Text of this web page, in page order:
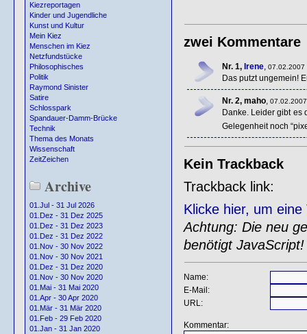
Kiezreportagen
Kinder und Jugendliche
Kunst und Kultur
Mein Kiez
Menschen im Kiez
Netzfundstücke
Philosophisches
Politik
Raymond Sinister
Satire
Schlosspark
Spandauer-Damm-Brücke
Technik
Thema des Monats
Wissenschaft
ZeitZeichen
Archive
01.Jul - 31 Jul 2026
01.Dez - 31 Dez 2025
01.Dez - 31 Dez 2023
01.Dez - 31 Dez 2022
01.Nov - 30 Nov 2022
01.Nov - 30 Nov 2021
01.Dez - 31 Dez 2020
01.Nov - 30 Nov 2020
01.Mai - 31 Mai 2020
01.Apr - 30 Apr 2020
01.Mär - 31 Mär 2020
01.Feb - 29 Feb 2020
01.Jan - 31 Jan 2020
zwei Kommentare
Nr. 1, Irene, 07.02.2007
Das putzt ungemein!
Nr. 2, maho,
Danke. Leider gibt es
Gelegenheit noch
Kein Trackback
Trackback link:
Klicke hier, um
Achtung: Die neu
benötigt JavaScript!
Name:
E-Mail:
URL:
Kommentar: